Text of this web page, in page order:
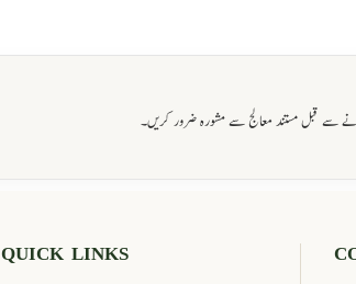
سے قبل مستند معالج سے مشورہ ضرور کریں۔
QUICK LINKS